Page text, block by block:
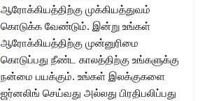
ஆரோக்கியத்திற்கு முக்கியத்துவம்
கொடுக்க வேண்டும். இன்று உங்கள்
ஆரோக்கியத்திற்கு முன்னுரிமை
கொடுப்பது நீண்ட காலத்திற்கு உங்களுக்கு
நன்மை பயக்கும். உங்கள் இலக்குகளை
ஜர்னலிங் செய்வது அல்லது பிரதிபலிப்பது